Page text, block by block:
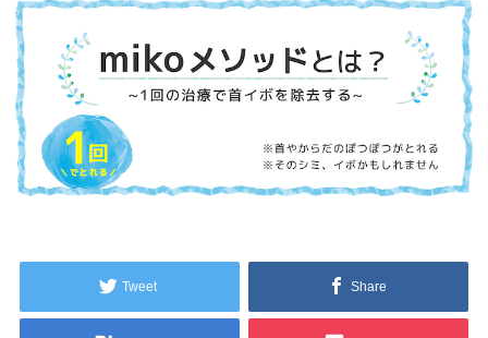
Tweet Share